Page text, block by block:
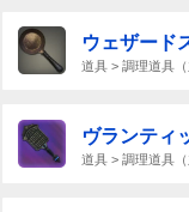
ウェザード
道具 > 調理道具（
ヴランティ
道具 > 調理道具（